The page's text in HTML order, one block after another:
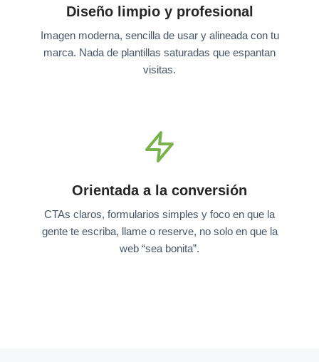
Diseño limpio y profesional
Imagen moderna, sencilla de usar y alineada con tu
marca. Nada de plantillas saturadas que espantan
visitas.
Orientada a la conversión
CTAs claros, formularios simples y foco en que la
gente te escriba, llame o reserve, no solo en que la
web “sea bonita”.